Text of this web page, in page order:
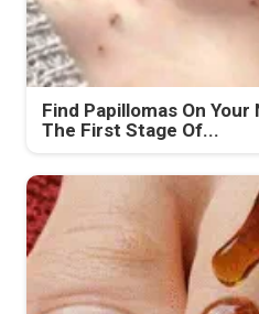
Find Papillomas On
The First Stage Of...